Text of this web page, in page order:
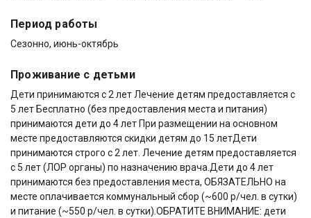
Период работы
Сезонно, июнь-октябрь
Проживание с детьми
Дети принимаются с 2 лет Лечение детям предоставляется с
5 лет Бесплатно (без предоставления места и питания)
принимаются дети до 4 лет При размещении на основном
месте предоставляются скидки детям до 15 летДети
принимаются строго с 2 лет. Лечение детям предоставляется
с 5 лет (ЛОР органы) по назначению врача.Дети до 4 лет
принимаются без предоставления места, ОБЯЗАТЕЛЬНО на
месте оплачивается коммунальный сбор (~600 р/чел. в сутки)
и питание (~550 р/чел. в сутки).ОБРАТИТЕ ВНИМАНИЕ: дети